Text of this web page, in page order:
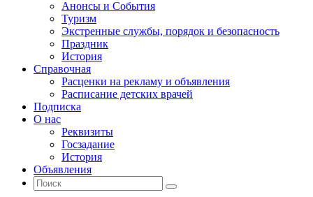
Анонсы и События
Туризм
Экстренные службы, порядок и безопасность
Праздник
История
Справочная
Расценки на рекламу и объявления
Расписание детских врачей
Подписка
О нас
Реквизиты
Госзадание
История
Объявления
Поиск
Искать:
Поиск